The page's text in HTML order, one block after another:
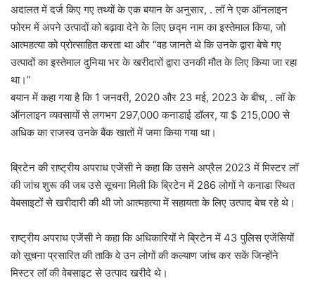
अदालत में दर्ज किए गए तथ्यों के एक बयान के अनुसार, . लॉ ने एक ऑनलाइन
फोरम में अपने उत्पादों को बढ़ावा देने के लिए छद्म नाम का इस्तेमाल किया, जो
आत्महत्या को प्रोत्साहित करता था और “वह जानते थे कि उनके द्वारा बेचे गए
उत्पादों का इस्तेमाल दुनिया भर के खरीदारों द्वारा उनकी मौत के लिए किया जा रहा
था।”
बयान में कहा गया है कि 1 जनवरी, 2020 और 23 मई, 2023 के बीच, . लॉ के
ऑनलाइन व्यवसायों से लगभग 297,000 कनाडाई डॉलर, या $ 215,000 से
अधिक का राजस्व उनके बैंक खातों में जमा किया गया था।
ब्रिटेन की राष्ट्रीय अपराध एजेंसी ने कहा कि उसने अप्रैल 2023 में मिस्टर लॉ
की जांच शुरू की जब उसे सूचना मिली कि ब्रिटेन में 286 लोगों ने कनाडा स्थित
वेबसाइटों से खरीदारी की थी जो आत्महत्या में सहायता के लिए उत्पाद बेच रहे थे।
राष्ट्रीय अपराध एजेंसी ने कहा कि अधिकारियों ने ब्रिटेन में 43 पुलिस एजेंसियों
को सूचना प्रसारित की ताकि वे उन लोगों की कल्याण जांच कर सकें जिन्होंने
मिस्टर लॉ की वेबसाइट से उत्पाद खरीदे थे।